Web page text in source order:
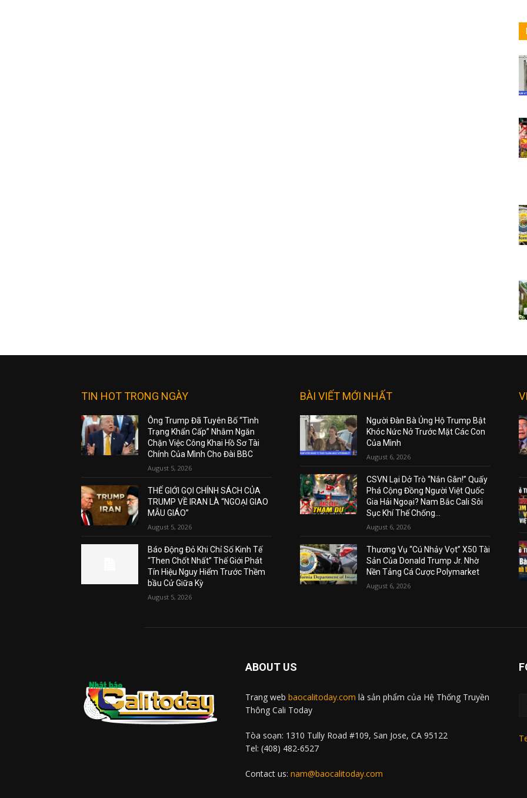
TIN HOT TRONG NGÀY
Ông Trump Đã Tuyên Bố “Tình
Trạng Khẩn Cấp” Nhằm Ngăn
Chặn Việc Công Khai Hồ Sơ Tài
Chính Của Mình Cho Đài BBC
August 5, 2026
THẾ GIỚI GỌI CHÍNH SÁCH CỦA
TRUMP VỀ IRAN LÀ “NGOẠI GIAO
MẪU GIÁO”
August 5, 2026
Báo Động Đỏ Khi Chỉ Số Kinh Tế
“Then Chốt Nhất” Thế Giới Phát
Tín Hiệu Nguy Hiểm Trước Thềm
bầu Cử Giữa Kỳ
August 5, 2026
BÀI VIẾT MỚI NHẤT
Người Đàn Bà Ủng Hộ Trump Bật
Khóc Nức Nở Trước Mặt Các Con
Của Mình
August 6, 2026
CSVN Lại Dở Trò “Nắn Gân!” Quấy
Phá Cộng Đồng Người Việt Quốc
Gia Hải Ngoại? Nam Bắc Cali Sôi
Sục Khí Thế Chống...
August 6, 2026
Thương Vụ “Cú Nhảy Vọt” X50 Tài
Sản Của Donald Trump Jr. Nhờ
Nền Tảng Cá Cược Polymarket
August 6, 2026
ABOUT US
Trang web baocalitoday.com là sản phẩm của Hệ Thống Truyền
Thông Cali Today
Tòa soạn: 1310 Tully Road #109, San Jose, CA 95122
Tel: (408) 482-6527
Contact us: nam@baocalitoday.com